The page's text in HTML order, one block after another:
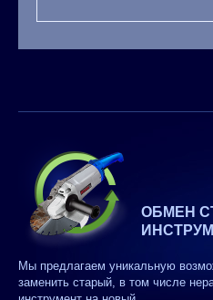
ОБМЕН
Мы предлагаем уникальную
заменить старый, в том числе